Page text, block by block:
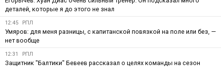
деталей, которые я до этого не знал
12:45 РПЛ
Умяров: для меня разницы, с капитанской повязкой на поле или без, —
нет вообще
12:31 РПЛ
Защитник "Балтики" Бевеев рассказал о целях команды на сезон